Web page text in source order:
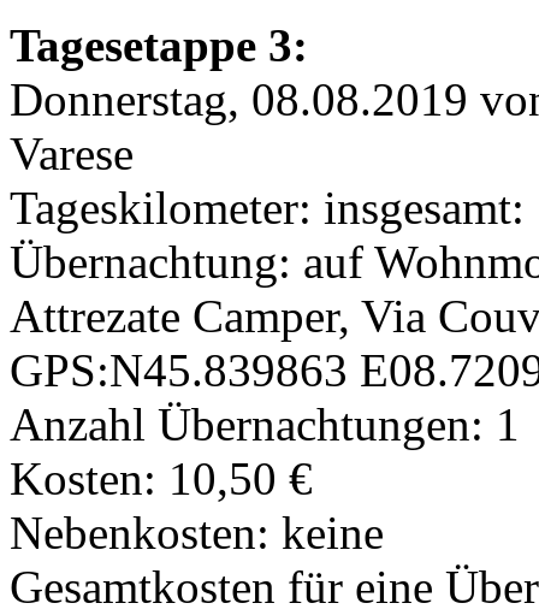
Tagesetappe 3:
Donnerstag, 08.08.2019
Varese
Tageskilometer:
Übernachtung: auf
Attrezate Camper, Via
GPS:N45.839863
Anzahl Übernachtungen: 1
Kosten: 10,50 €
Nebenkosten: keine
Gesamtkosten für eine